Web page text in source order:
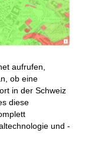
aufrufen,
ob eine
in der Schweiz
diese
und -